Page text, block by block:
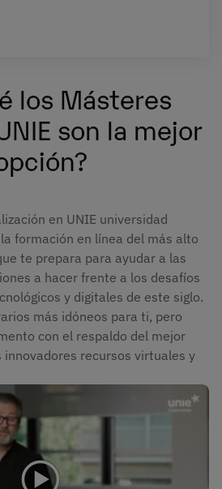
los Másteres
son la mejor
en UNIE universidad
formación en línea del más alto
te prepara para ayudar a las
a hacer frente a los desafíos
y digitales de este siglo.
más idóneos para ti, pero
con el respaldo del mejor
innovadores recursos virtuales y